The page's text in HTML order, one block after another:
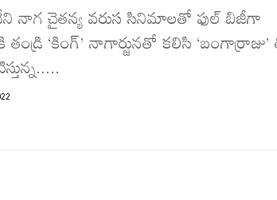
నాగ చైతన్య వరుస సినిమాలతో ఫుల్ బిజీగా
‘కింగ్’ నాగార్జునతో కలిసి